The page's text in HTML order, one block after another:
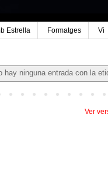
Estrella Formatges Vi
hay ninguna entrada con la
Ver